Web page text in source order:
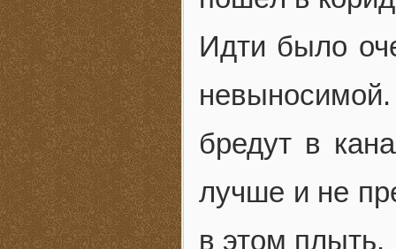
Идти было
невыносимой.
бредут в
лучше и не
в этом плыть.